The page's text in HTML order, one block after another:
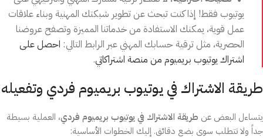
يوتيوب فقط! إذا كنت تبحث عن تطوير شبكتك المهنية وبناء علاقات
عمل قوية، يمكنك الاستفادة من خدماتنا المميزة وتصفح عروضنا
الحصرية، مثل ترقية حسابك المهني عبر الرابط التالي: احصل على
اشتراك يوتيوب بريميوم من منصة اشتراكاتي.
طريقة الاشتراك في يوتيوب بريميوم فردي وتفعيله
يتساءل البعض عن طريقة الاشتراك في يوتيوب بريميوم فردي، العملية بسيطة
جداً ولا تتطلب سوى بضع دقائق. إليك الخطوات الأساسية: